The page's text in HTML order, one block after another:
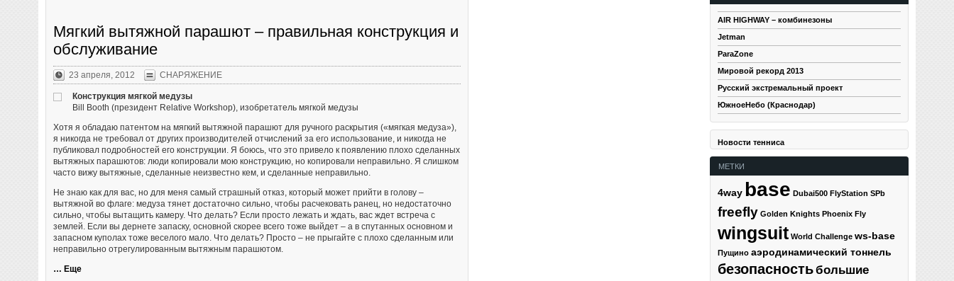
Мягкий вытяжной парашют – правильная конструкция и
обслуживание
23 апреля, 2012 СНАРЯЖЕНИЕ
Конструкция мягкой медузы
Bill Booth (президент Relative Workshop), изобретатель мягкой медузы
Хотя я обладаю патентом на мягкий вытяжной парашют для ручного раскрытия («мягкая медуза»),
я никогда не требовал от других производителей отчислений за его использование, и никогда не
публиковал подробностей его конструкции. Я боюсь, что это привело к появлению плохо сделанных
вытяжных парашютов: люди копировали мою конструкцию, но копировали неправильно. Я слишком
часто вижу вытяжные, сделанные неизвестно кем, и сделанные неправильно.
Не знаю как для вас, но для меня самый страшный отказ, который может прийти в голову –
вытяжной во флаге: медуза тянет достаточно сильно, чтобы расчековать ранец, но недостаточно
сильно, чтобы вытащить камеру. Что делать? Если просто лежать и ждать, вас ждет встреча с
землей. Если вы дернете запаску, основной скорее всего тоже выйдет – а в спутанных основном и
запасном куполах тоже веселого мало. Что делать? Просто – не прыгайте с плохо сделанным или
неправильно отрегулированным вытяжным парашютом.
… Еще
AIR HIGHWAY – комбинезоны
Jetman
ParaZone
Мировой рекорд 2013
Русский экстремальный проект
ЮжноеНебо (Краснодар)
Новости тенниса
МЕТКИ
4way base Dubai500 FlyStation SPb
freefly Golden Knights Phoenix Fly
wingsuit World Challenge ws-base
Пущино аэродинамический тоннель
безопасностьбольшие